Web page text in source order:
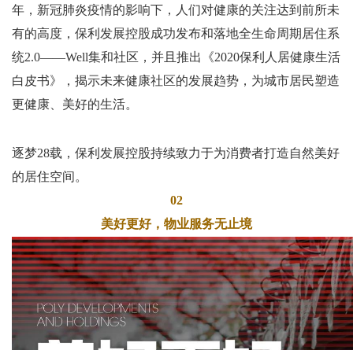
年，新冠肺炎疫情的影响下，人们对健康的关注达到前所未
有的高度，保利发展控股成功发布和落地全生命周期居住系
统2.0——Well集和社区，并且推出《2020保利人居健康生活
白皮书》，揭示未来健康社区的发展趋势，为城市居民塑造
更健康、美好的生活。
逐梦28载，保利发展控股持续致力于为消费者打造自然美好
的居住空间。
02
美好更好，物业服务无止境